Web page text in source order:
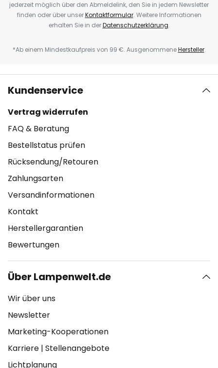
jederzeit möglich über den Abmeldelink, den Sie in jedem Newsletter
finden oder über unserKontaktformular. Weitere Informationen
erhalten Sie in derDatenschutzerklärung.
*Ab einem Mindestkaufpreis von 99 €. AusgenommeneHersteller.
Kundenservice
Vertrag widerrufen
FAQ & Beratung
Bestellstatus prüfen
Rücksendung/Retouren
Zahlungsarten
Versandinformationen
Kontakt
Herstellergarantien
Bewertungen
Über Lampenwelt.de
Wir über uns
Newsletter
Marketing-Kooperationen
Karriere | Stellenangebote
Lichtplanung